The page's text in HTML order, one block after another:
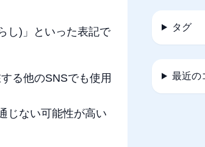
し)」といった表記で
る他のSNSでも使用
じない可能性が高い
タグ
最近の